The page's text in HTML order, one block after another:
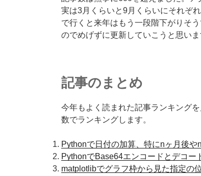
実は3月くらいと9月くらいにそれぞ
で行くと来年はもう一段階下がりそ
のでめげずに更新していこうと思いま
記事のまとめ
今年もよく読まれた記事ランキング
数でランキングします。
Pythonで日付の加算、特にnヶ月後
PythonでBase64エンコードとデコー
matplotlibでグラフ枠から見た指定の